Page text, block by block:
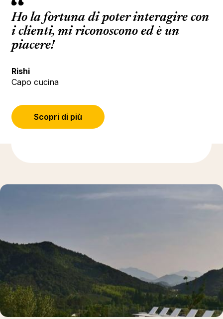
Ho la fortuna di poter interagire con
i clienti, mi riconoscono ed è un
piacere!
Rishi
Capo cucina
Scopri di più (Si apre in una nuova scheda o